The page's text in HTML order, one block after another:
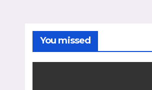
You missed